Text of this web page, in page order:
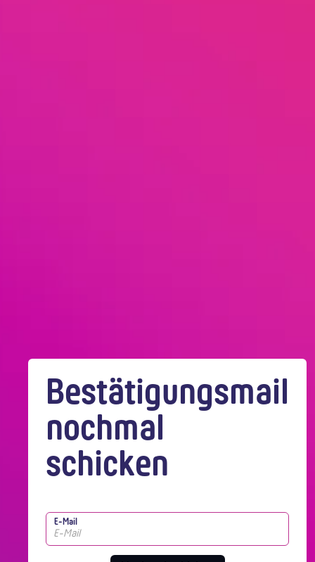
Bestätigungsmail
nochmal
schicken
E-Mail